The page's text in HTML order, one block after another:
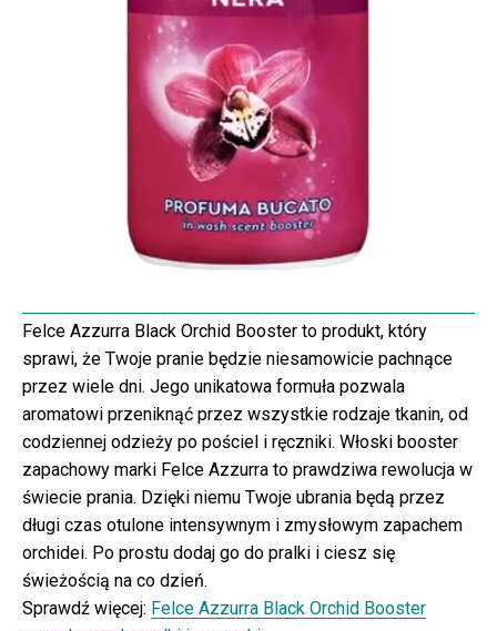
Felce Azzurra Black Orchid Booster to produkt, który
sprawi, że Twoje pranie będzie niesamowicie pachnące
przez wiele dni. Jego unikatowa formuła pozwala
aromatowi przeniknąć przez wszystkie rodzaje tkanin, od
codziennej odzieży po pościel i ręczniki. Włoski booster
zapachowy marki Felce Azzurra to prawdziwa rewolucja w
świecie prania. Dzięki niemu Twoje ubrania będą przez
długi czas otulone intensywnym i zmysłowym zapachem
orchidei. Po prostu dodaj go do pralki i ciesz się
świeżością na co dzień.
Sprawdź więcej: Felce Azzurra Black Orchid Booster